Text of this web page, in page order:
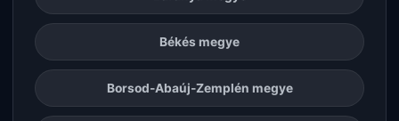
Békés megye
Borsod-Abaúj-Zemplén megye